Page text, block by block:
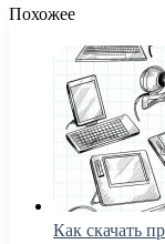
Похожее
Как скачать